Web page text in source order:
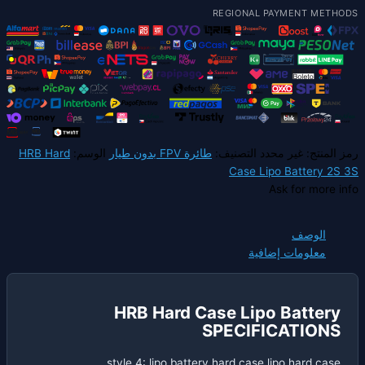
HRB